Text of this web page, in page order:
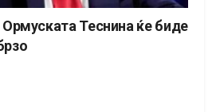
Теснина ќе биде